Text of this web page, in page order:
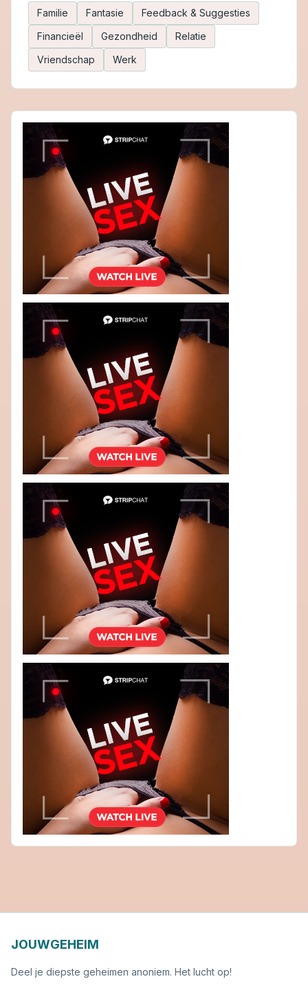
Familie Fantasie
Feedback & Suggesties
Financieël
Gezondheid
Relatie
Vriendschap
Werk
JOUWGEHEIM
Deel je diepste geheimen anoniem. Het lucht op!